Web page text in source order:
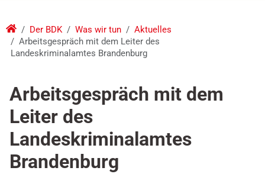
Der BDK Was wir tun
Aktuelles
Arbeitsgespräch mit dem Leiter des
Landeskriminalamtes Brandenburg
Arbeitsgespräch mit dem
Leiter des
Landeskriminalamtes
Brandenburg